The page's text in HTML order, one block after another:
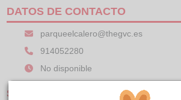
DATOS DE CONTACTO
parqueelcalero@thegvc.es
914052280
No disponible
SERVICIOS